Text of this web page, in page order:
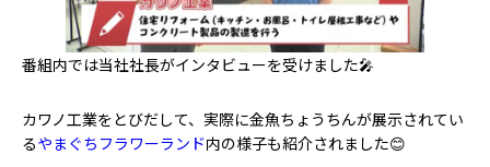
番組内では当社社長がインタビューを受けました🎤
カワノ工業をとびだして、実際に金魚ちょうちんが展示されてい
るやまぐちフラワーランド内の様子も紹介されました😊